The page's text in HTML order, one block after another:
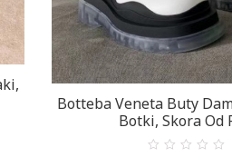
Botteba Veneta Buty
Botki, Skora Od